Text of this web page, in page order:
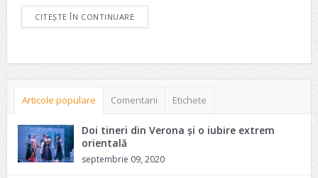
CITEȘTE ÎN CONTINUARE
Articole populare Comentarii Etichete
Doi tineri din Verona și o iubire extrem
orientală
septembrie 09, 2020